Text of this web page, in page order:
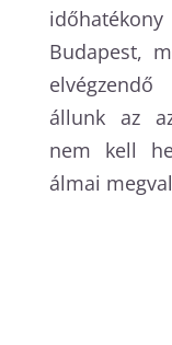
Budapest,
állunk az
nem kell
álmai